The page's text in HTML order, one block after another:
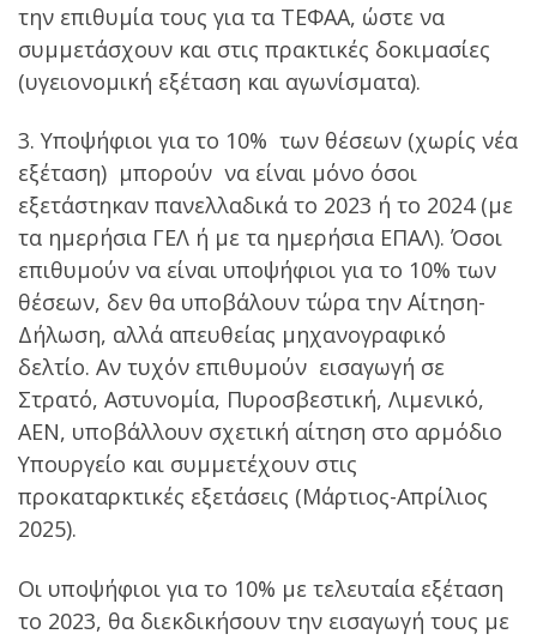
την επιθυμία τους για τα ΤΕΦΑΑ, ώστε να
συμμετάσχουν και στις πρακτικές δοκιμασίες
(υγειονομική εξέταση και αγωνίσματα).
3. Υποψήφιοι για το 10% των θέσεων (χωρίς νέα
εξέταση) μπορούν να είναι μόνο όσοι
εξετάστηκαν πανελλαδικά το 2023 ή το 2024 (με
τα ημερήσια ΓΕΛ ή με τα ημερήσια ΕΠΑΛ). Όσοι
επιθυμούν να είναι υποψήφιοι για το 10% των
θέσεων, δεν θα υποβάλουν τώρα την Αίτηση-
Δήλωση, αλλά απευθείας μηχανογραφικό
δελτίο. Αν τυχόν επιθυμούν εισαγωγή σε
Στρατό, Αστυνομία, Πυροσβεστική, Λιμενικό,
ΑΕΝ, υποβάλλουν σχετική αίτηση στο αρμόδιο
Υπουργείο και συμμετέχουν στις
προκαταρκτικές εξετάσεις (Μάρτιος-Απρίλιος
2025).
Οι υποψήφιοι για το 10% με τελευταία εξέταση
το 2023, θα διεκδικήσουν την εισαγωγή τους με